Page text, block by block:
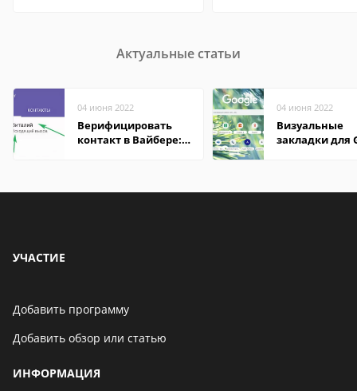
Актуальные статьи
04 июня 2022
Верифицировать
контакт в Вайбере:
04 июня 2022
Визуальные
закладки для
УЧАСТИЕ
Добавить программу
Добавить обзор или статью
ИНФОРМАЦИЯ